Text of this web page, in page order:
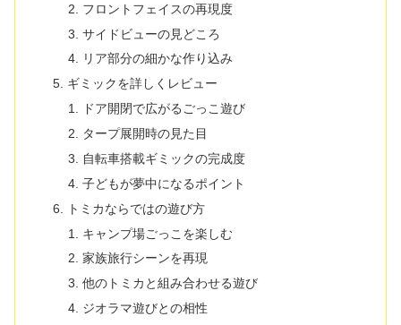
フロントフェイスの再現度
サイドビューの見どころ
リア部分の細かな作り込み
ギミックを詳しくレビュー
ドア開閉で広がるごっこ遊び
タープ展開時の見た目
自転車搭載ギミックの完成度
子どもが夢中になるポイント
トミカならではの遊び方
キャンプ場ごっこを楽しむ
家族旅行シーンを再現
他のトミカと組み合わせる遊び
ジオラマ遊びとの相性